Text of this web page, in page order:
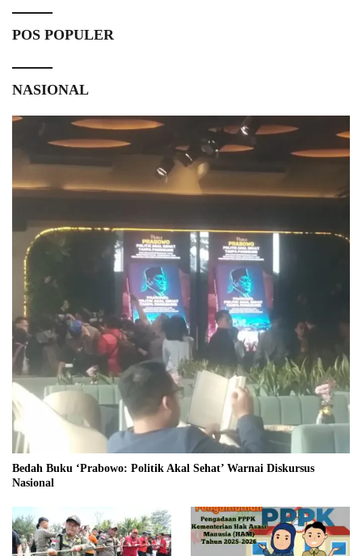
POS POPULER
NASIONAL
Bedah Buku ‘Prabowo: Politik Akal Sehat’ Warnai Diskursus
Nasional